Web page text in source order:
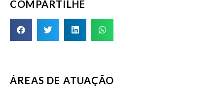
COMPARTILHE
ÁREAS DE ATUAÇÃO